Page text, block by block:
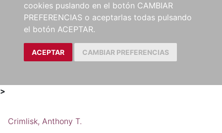
cookies puslando en el botón CAMBIAR
PREFERENCIAS o aceptarlas todas pulsando
el botón ACEPTAR.
ACEPTAR CAMBIAR PREFERENCIAS
>
Crimlisk, Anthony T.